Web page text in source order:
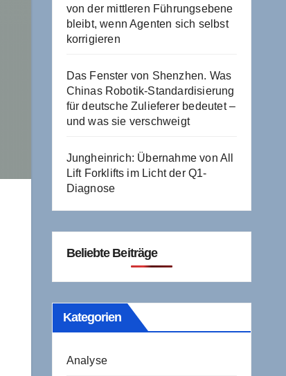
von der mittleren Führungsebene
bleibt, wenn Agenten sich selbst
korrigieren
Das Fenster von Shenzhen. Was
Chinas Robotik-Standardisierung
für deutsche Zulieferer bedeutet –
und was sie verschweigt
Jungheinrich: Übernahme von All
Lift Forklifts im Licht der Q1-
Diagnose
Beliebte Beiträge
Kategorien
Analyse